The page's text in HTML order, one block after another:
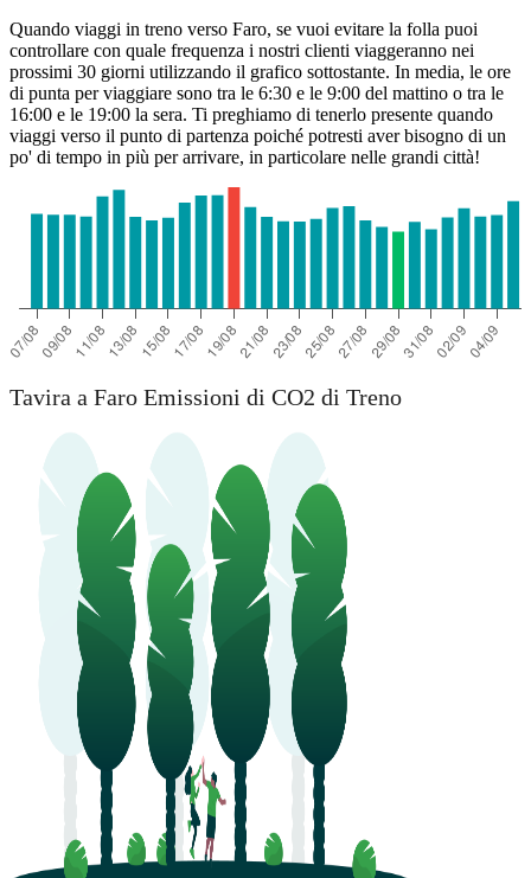
Quando viaggi in treno verso Faro, se vuoi evitare la folla puoi
controllare con quale frequenza i nostri clienti viaggeranno nei
prossimi 30 giorni utilizzando il grafico sottostante. In media, le ore
di punta per viaggiare sono tra le 6:30 e le 9:00 del mattino o tra le
16:00 e le 19:00 la sera. Ti preghiamo di tenerlo presente quando
viaggi verso il punto di partenza poiché potresti aver bisogno di un
po' di tempo in più per arrivare, in particolare nelle grandi città!
Tavira a Faro Emissioni di CO2 di Treno